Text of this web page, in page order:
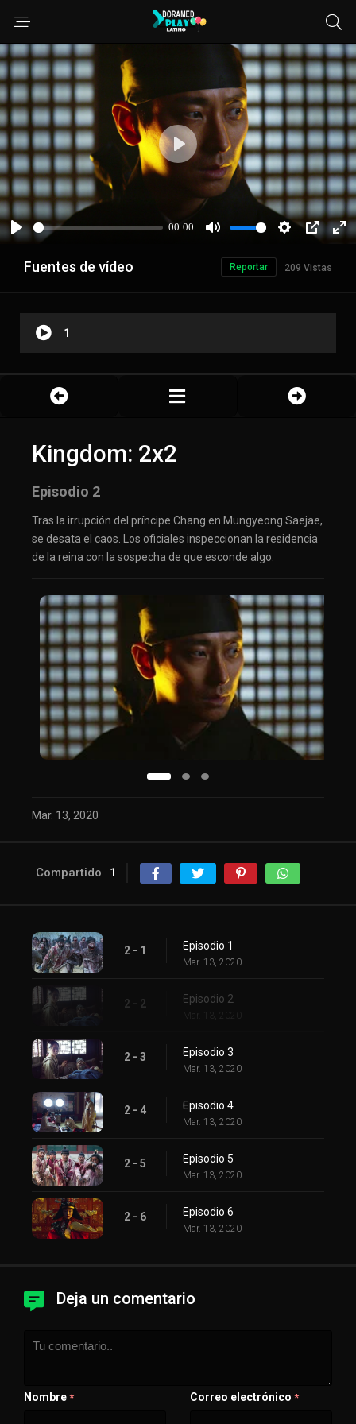
Fuentes de vídeo 209 Vistas
Reportar
1
Kingdom: 2x2
Episodio 2
Tras la irrupción del príncipe Chang en Mungyeong Saejae,
se desata el caos. Los oficiales inspeccionan la residencia
de la reina con la sospecha de que esconde algo.
Mar. 13, 2020
Compartido 1
2 - 1 Episodio 1
Mar. 13, 2020
2 - 2 Episodio 2
Mar. 13, 2020
2 - 3 Episodio 3
Mar. 13, 2020
2 - 4 Episodio 4
Mar. 13, 2020
2 - 5 Episodio 5
Mar. 13, 2020
2 - 6 Episodio 6
Mar. 13, 2020
Deja un comentario
Nombre * Correo electrónico *